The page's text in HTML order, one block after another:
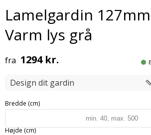
Lamelgardin 127mm
Varm lys grå
fra 1294 kr.
Design dit gardin
Bredde (cm)
Højde (cm)